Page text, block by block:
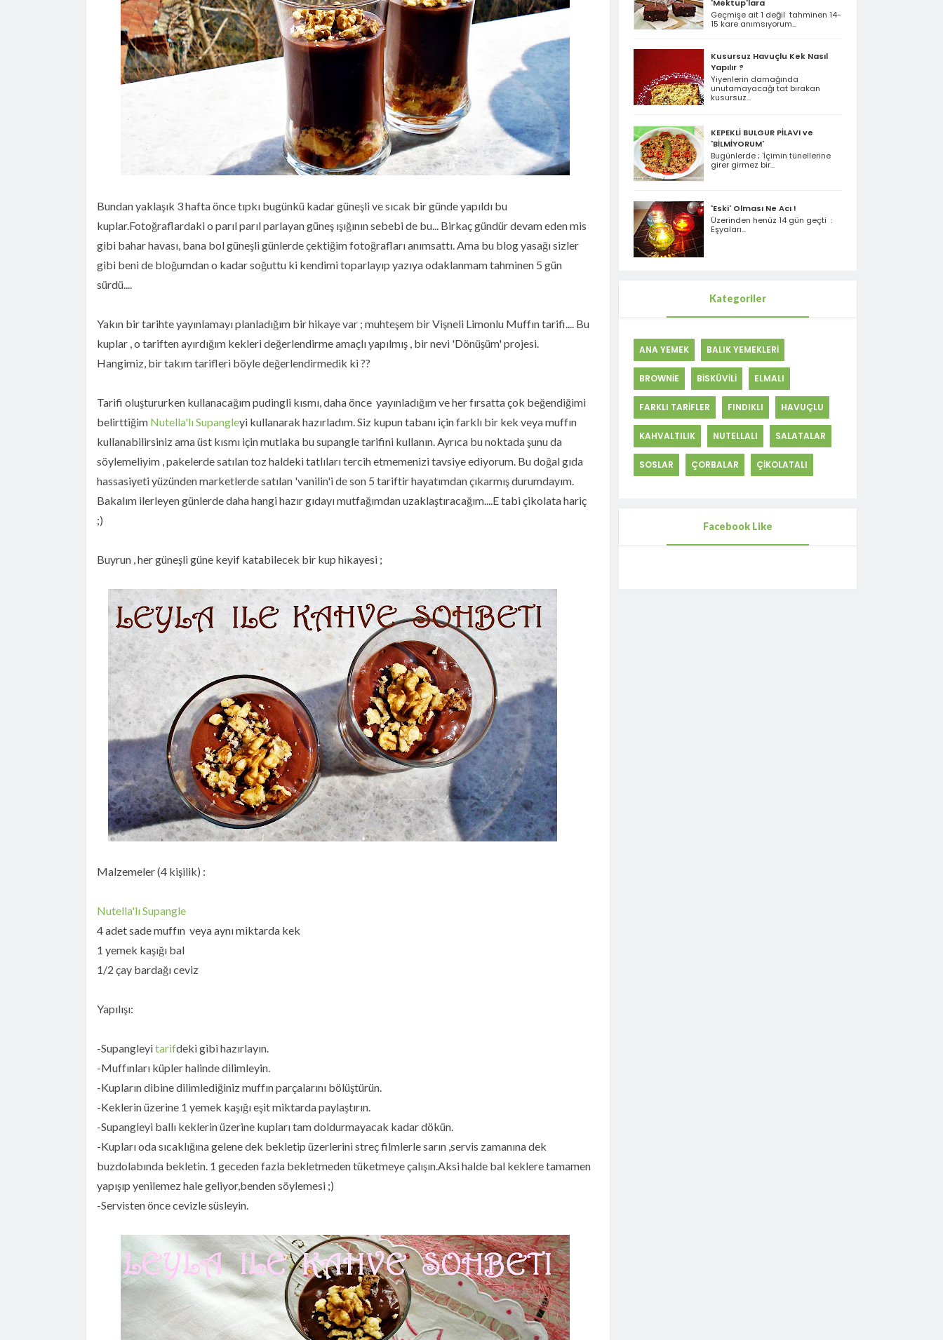
Limonlu Pamuk Kek
Hatay Yöresinden En Özel Lezzetlerin
Online Mağazası Hataykoy.com
Mor Havuçlu Ekşi Mayalı Ekmek
Glutensiz Yemiş Ekmek
Leyla'nın Eliminasyon Diyeti
Bundan yaklaşık 3 hafta önce tıpkı bugünkü kadar güneşli ve sıcak bir günde yapıldı bu
kuplar.Fotoğraflardaki o parıl parıl parlayan güneş ışığının sebebi de bu... Birkaç gündür devam eden mis
gibi bahar havası, bana bol güneşli günlerde çektiğim fotoğrafları anımsattı. Ama bu blog yasağı sizler
gibi beni de bloğumdan o kadar soğuttu ki kendimi toparlayıp yazıya odaklanmam tahminen 5 gün
sürdü....
Yakın bir tarihte yayınlamayı planladığım bir hikaye var ; muhteşem bir Vişneli Limonlu Muffın tarifi.... Bu
kuplar , o tariften ayırdığım kekleri değerlendirme amaçlı yapılmış , bir nevi 'Dönüşüm' projesi.
Hangimiz, bir takım tarifleri böyle değerlendirmedik ki ??
Tarifi oluştururken kullanacağım pudingli kısmı, daha önce yayınladığım ve her fırsatta çok beğendiğimi
belirttiğim Nutella'lı Supangleyi kullanarak hazırladım. Siz kupun tabanı için farklı bir kek veya muffın
kullanabilirsiniz ama üst kısmı için mutlaka bu supangle tarifini kullanın. Ayrıca bu noktada şunu da
söylemeliyim , pakelerde satılan toz haldeki tatlıları tercih etmemenizi tavsiye ediyorum. Bu doğal gıda
hassasiyeti yüzünden marketlerde satılan 'vanilin'i de son 5 tariftir hayatımdan çıkarmış durumdayım.
Bakalım ilerleyen günlerde daha hangi hazır gıdayı mutfağımdan uzaklaştıracağım....E tabi çikolata hariç
;)
Buyrun , her güneşli güne keyif katabilecek bir kup hikayesi ;
Malzemeler (4 kişilik) :
Nutella'lı Supangle
4 adet sade muffın veya aynı miktarda kek
1 yemek kaşığı bal
1/2 çay bardağı ceviz
Yapılışı:
-Supangleyitarifdeki gibi hazırlayın.
-Muffınları küpler halinde dilimleyin.
-Kupların dibine dilimlediğiniz muffın parçalarını bölüştürün.
-Keklerin üzerine 1 yemek kaşığı eşit miktarda paylaştırın.
-Supangleyi ballı keklerin üzerine kupları tam doldurmayacak kadar dökün.
-Kupları oda sıcaklığına gelene dek bekletip üzerlerini streç filmlerle sarın ,servis zamanına dek
buzdolabında bekletin. 1 geceden fazla bekletmeden tüketmeye çalışın.Aksi halde bal keklere tamamen
yapışıp yenilemez hale geliyor,benden söylemesi ;)
-Servisten önce cevizle süsleyin.
'Mektup'lara
Geçmişe ait 1 değil tahminen 14-
15 kare anımsıyorum...
Kusursuz Havuçlu Kek Nasıl
Yapılır ?
Yiyenlerin damağında
unutamayacağı tat bırakan
kusursuz...
KEPEKLİ BULGUR PİLAVI ve
'BİLMİYORUM'
Bugünlerde ; 'İçimin tünellerine
girer girmez bir...
'Eski' Olması Ne Acı !
Üzerinden henüz 14 gün geçti :
Eşyaları...
Kategoriler
ANA YEMEK BALIK YEMEKLERİ
BROWNİE BİSKÜVİLİ ELMALI
FARKLI TARİFLER FINDIKLI HAVUÇLU
KAHVALTILIK NUTELLALI SALATALAR
SOSLAR ÇORBALAR ÇİKOLATALI
Facebook Like